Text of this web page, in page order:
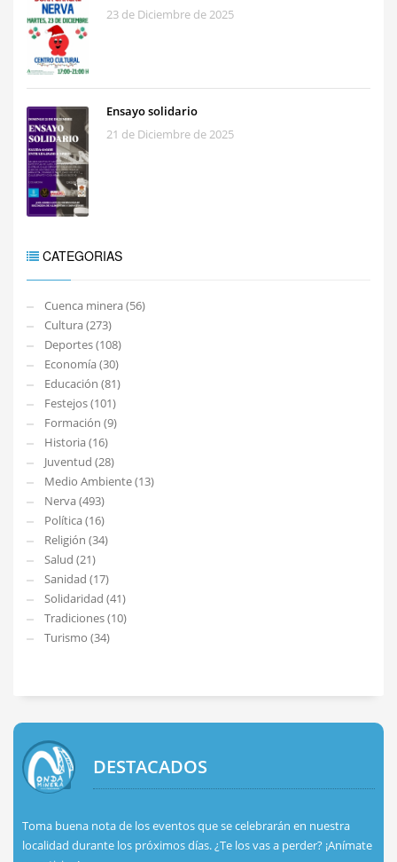
23 de Diciembre de 2025
Ensayo solidario
21 de Diciembre de 2025
CATEGORIAS
Cuenca minera (56)
Cultura (273)
Deportes (108)
Economía (30)
Educación (81)
Festejos (101)
Formación (9)
Historia (16)
Juventud (28)
Medio Ambiente (13)
Nerva (493)
Política (16)
Religión (34)
Salud (21)
Sanidad (17)
Solidaridad (41)
Tradiciones (10)
Turismo (34)
DESTACADOS
Toma buena nota de los eventos que se celebrarán en nuestra
localidad durante los próximos días. ¿Te los vas a perder? ¡Anímate